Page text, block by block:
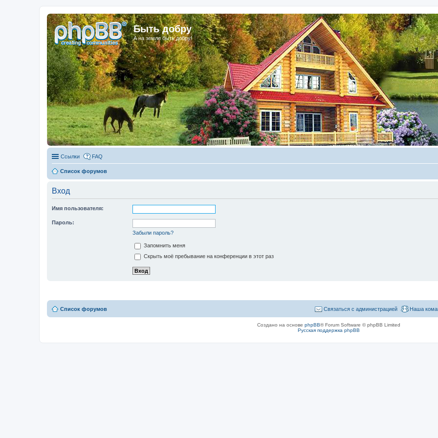
Быть добру
А на земле быть добру!
Ссылки FAQ
Список форумов
Вход
Имя пользователя:
Пароль:
Забыли пароль?
Запомнить меня
Скрыть моё пребывание на конференции в этот раз
Список форумов Наша
Связаться с администрацией
Создано на основе phpBB® Forum Software © phpBB Limited
Русская поддержка phpBB